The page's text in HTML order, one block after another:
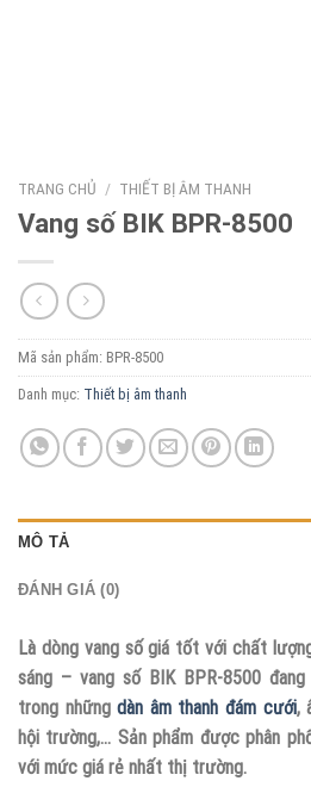
TRANG CHỦ / THIẾT BỊ ÂM THANH
Vang số BIK BPR-8500
Mã sản phẩm: BPR-8500
Danh mục: Thiết bị âm thanh
MÔ TẢ
ĐÁNH GIÁ (0)
Là dòng vang số giá tốt với chất
sáng – vang số BIK BPR-8500
trong nhữngdàn âm thanh đám cưới,
hội trường,… Sản phẩm được phân
với mức giá rẻ nhất thị trường.